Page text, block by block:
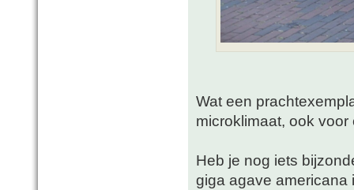
Wat een
microklimaat, ook
Heb je nog iets
giga agave americana